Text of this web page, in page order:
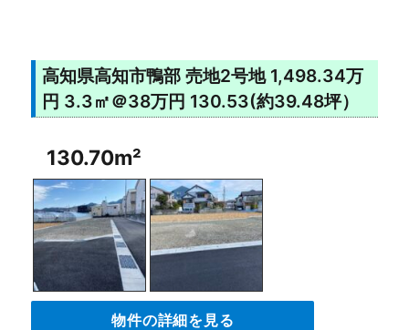
高知県高知市鴨部 売地2号地 1,498.34万
円 3.3㎡＠38万円 130.53(約39.48坪）
130.70m²
物件の詳細を見る